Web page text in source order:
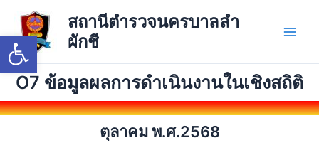
Open toolbar
content
สถานีตำรวจนครบาลลำ
ผักชี
O7 ข้อมูลผลการดำเนินงานในเชิงสถิติ
ตุลาคม พ.ศ.2568